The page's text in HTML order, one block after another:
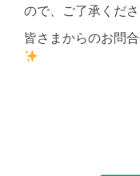
ので、ご了承くだ
皆さまからのお問